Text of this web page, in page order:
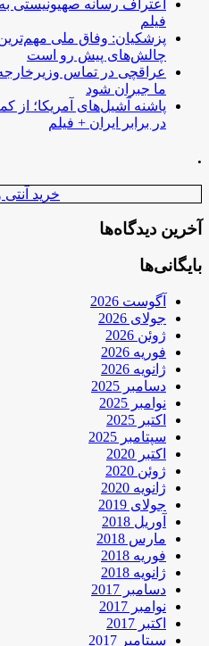
اعتراف رسانه صهیونیستی
فیلم
پزشکیان: وفاق ملی مهم‌ترین
چالش‌های پیش رو است
عراقچی در تماس وزیرخارجه
ما جبران شود
پاشنه آشیل‌های آمریکا؛ از
در برابر ایران + فیلم
.
خرید
آخرین دیدگاه‌ها
بایگانی‌ها
آگوست 2026
جولای 2026
ژوئن 2026
فوریه 2026
ژانویه 2026
دسامبر 2025
نوامبر 2025
اکتبر 2025
سپتامبر 2025
اکتبر 2020
ژوئن 2020
ژانویه 2020
جولای 2019
آوریل 2018
مارس 2018
فوریه 2018
ژانویه 2018
دسامبر 2017
نوامبر 2017
اکتبر 2017
سپتامبر 2017